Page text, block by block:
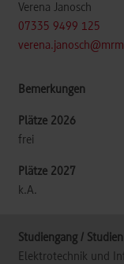
Verena Janosch
07335 9499 125
frei
k.A.
Elektrotechnik und